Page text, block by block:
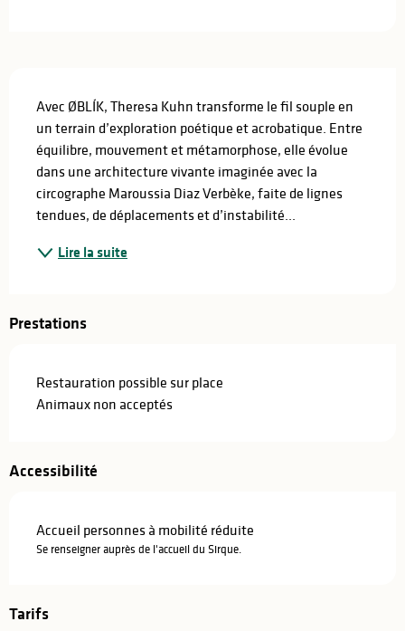
Avec ØBLÍK, Theresa Kuhn transforme le fil souple en
un terrain d’exploration poétique et acrobatique. Entre
équilibre, mouvement et métamorphose, elle évolue
dans une architecture vivante imaginée avec la
circographe Maroussia Diaz Verbèke, faite de lignes
tendues, de déplacements et d’instabilité...
Lire la suite
Prestations
Restauration possible sur place
Animaux non acceptés
Accessibilité
Accueil personnes à mobilité réduite
Se renseigner auprès de l'accueil du Sirque.
Tarifs